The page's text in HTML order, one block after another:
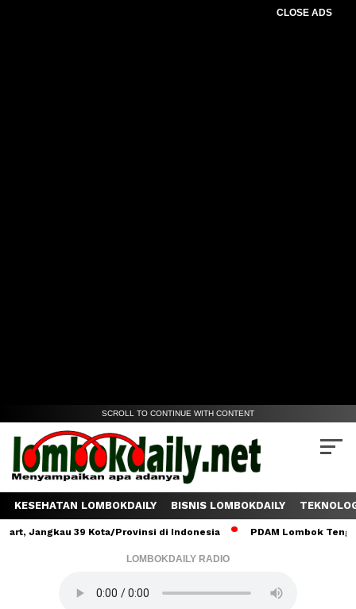
CLOSE ADS
SCROLL TO CONTINUE WITH CONTENT
KESEHATAN LOMBOKDAILY BISNIS LOMBOKDAILY
39 Kota/Provinsi di Indonesia PDAM Lombok Tengah
LOMBOKDAILY RADIO